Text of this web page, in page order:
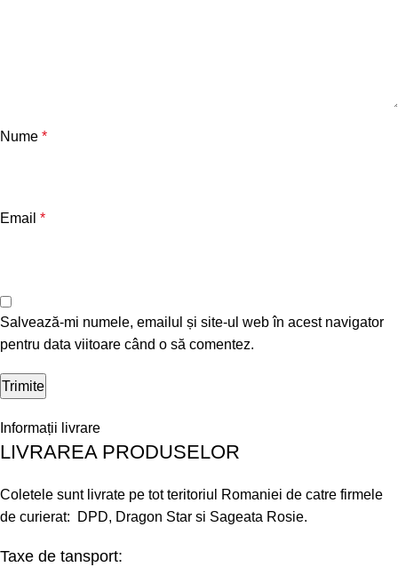
Nume *
Email *
Salvează-mi numele, emailul și site-ul web în acest navigator
pentru data viitoare când o să comentez.
Informații livrare
LIVRAREA PRODUSELOR
Coletele sunt livrate pe tot teritoriul Romaniei de catre firmele
de curierat: DPD, Dragon Star si Sageata Rosie.
Taxe de tansport: